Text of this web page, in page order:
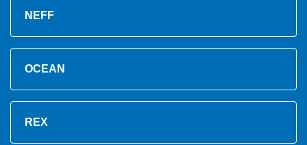
NEFF
OCEAN
REX